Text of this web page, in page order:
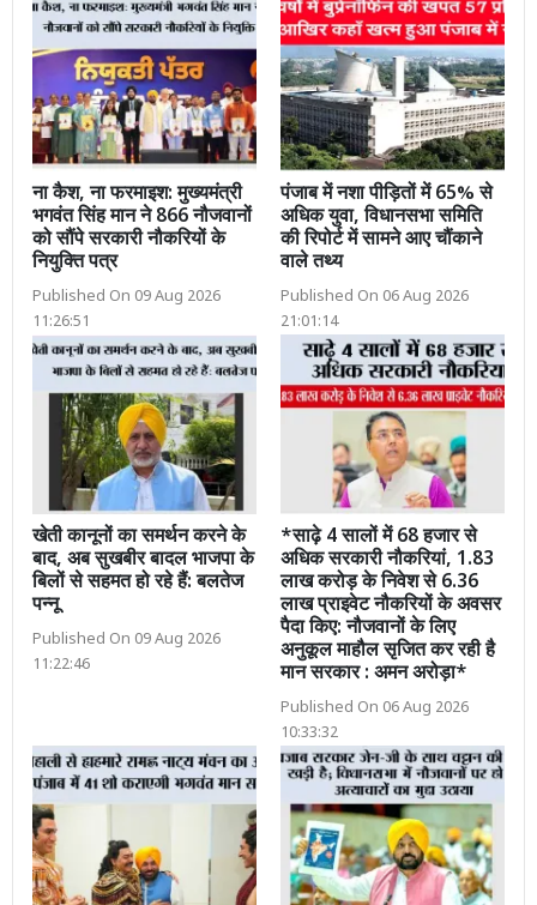
ना कैश, ना फरमाइश: मुख्यमंत्री
भगवंत सिंह मान ने 866 नौजवानों
को सौंपे सरकारी नौकरियों के
नियुक्ति पत्र
Published On 09 Aug 2026
11:26:51
पंजाब में नशा पीड़ितों में 65% से
अधिक युवा, विधानसभा समिति
की रिपोर्ट में सामने आए चौंकाने
वाले तथ्य
Published On 06 Aug 2026
21:01:14
खेती कानूनों का समर्थन करने के
बाद, अब सुखबीर बादल भाजपा के
बिलों से सहमत हो रहे हैं: बलतेज
पन्नू
Published On 09 Aug 2026
11:22:46
*साढ़े 4 सालों में 68 हजार से
अधिक सरकारी नौकरियां, 1.83
लाख करोड़ के निवेश से 6.36
लाख प्राइवेट नौकरियों के अवसर
पैदा किए: नौजवानों के लिए
अनुकूल माहौल सृजित कर रही है
मान सरकार : अमन अरोड़ा*
Published On 06 Aug 2026
10:33:32